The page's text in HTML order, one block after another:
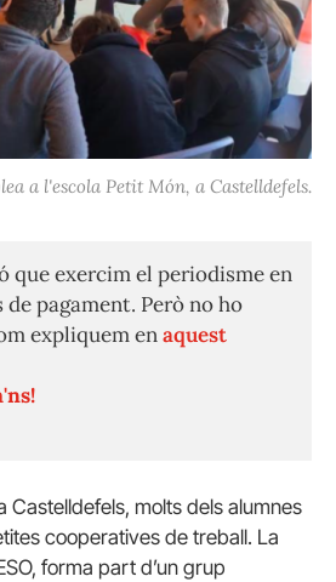
a l'escola Petit Món, a Castelldefels.
que exercim el periodisme en
pagament. Però no ho
expliquem enaquest
Castelldefels, molts dels alumnes
cooperatives de treball. La
forma part d’un grup